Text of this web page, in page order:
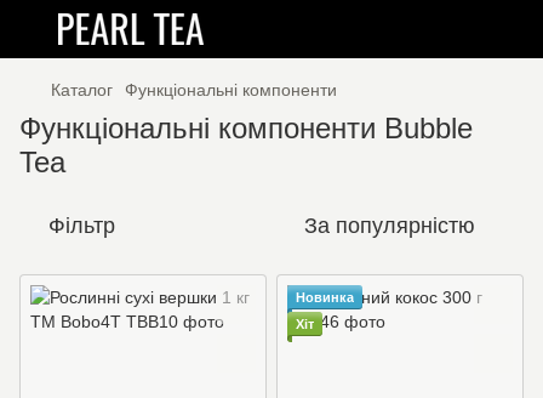
Каталог Функціональні компоненти
Функціональні компоненти Bubble
Tea
Фільтр За популярністю
Новинка
Хіт